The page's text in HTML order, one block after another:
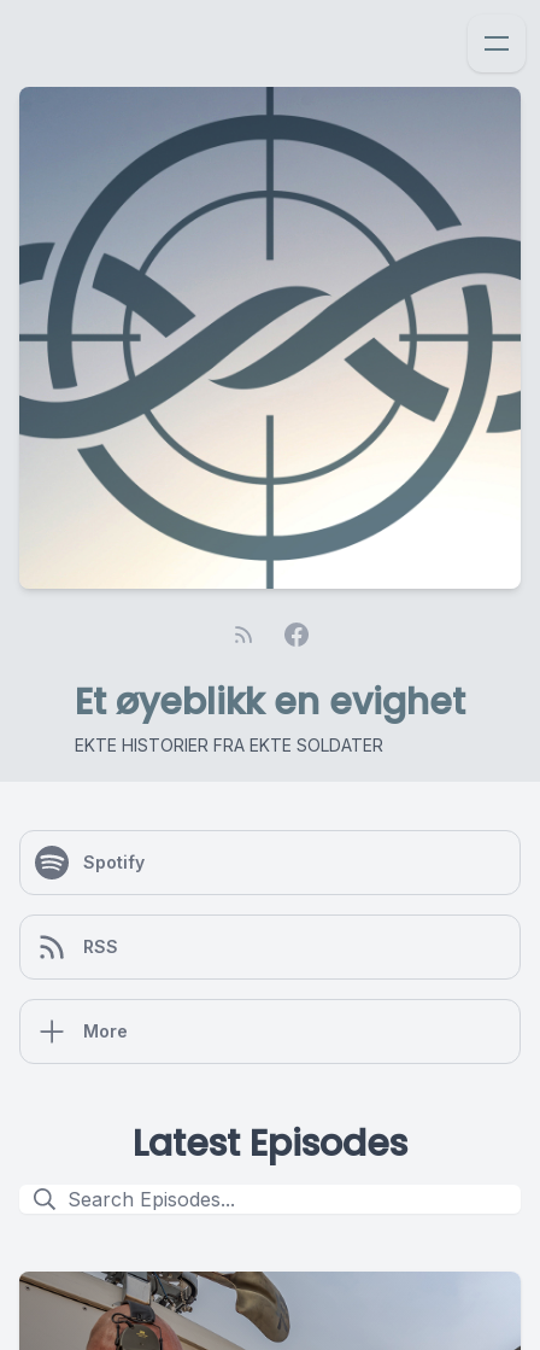
Et øyeblikk en evighet
EKTE HISTORIER FRA EKTE SOLDATER
Spotify
RSS
More
Latest Episodes